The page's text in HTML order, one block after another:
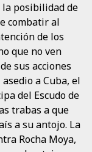
la posibilidad de
combatir al
de los
que no ven
sus acciones
a Cuba, el
del Escudo de
trabas a que
a su antojo. La
Rocha Moya,